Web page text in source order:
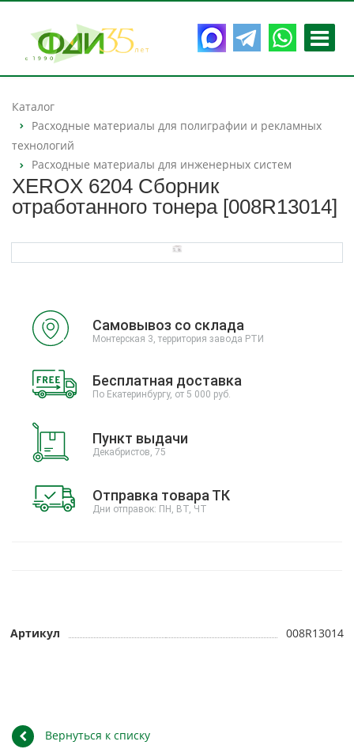
Каталог
Расходные материалы для полиграфии и рекламных
технологий
Расходные материалы для инженерных систем
XEROX 6204 Сборник
отработанного тонера [008R13014]
Самовывоз со склада
Монтерская 3, территория завода РТИ
Бесплатная доставка
По Екатеринбургу, от 5 000 руб.
Пункт выдачи
Декабристов, 75
Отправка товара ТК
Дни отправок: ПН, ВТ, ЧТ
Артикул 008R13014
Вернуться к списку